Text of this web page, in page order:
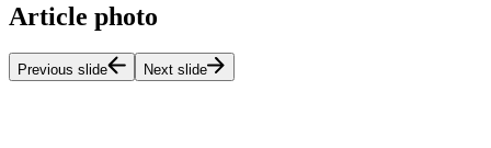
Article photo
Previous slide Next slide